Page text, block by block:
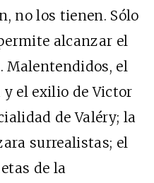
no los tienen. Sólo
alcanzar el
Malentendidos, el
el exilio de Victor
de Valéry; la
surrealistas; el
de la